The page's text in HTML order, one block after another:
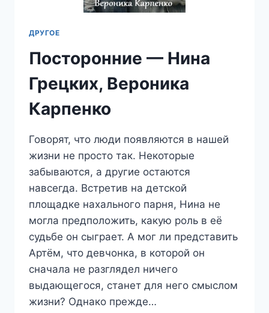
ДРУГОЕ
Посторонние — Нина
Грецких, Вероника
Карпенко
Говорят, что люди появляются в нашей
жизни не просто так. Некоторые
забываются, а другие остаются
навсегда. Встретив на детской
площадке нахального парня, Нина не
могла предположить, какую роль в её
судьбе он сыграет. А мог ли представить
Артём, что девчонка, в которой он
сначала не разглядел ничего
выдающегося, станет для него смыслом
жизни? Однако прежде…